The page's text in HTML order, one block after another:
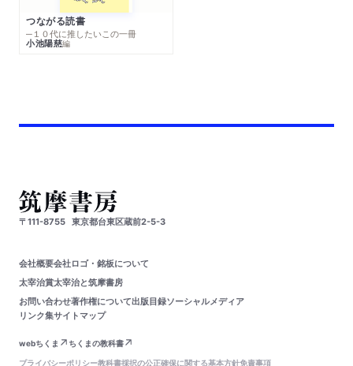
つながる読書
─１０代に推したいこの一冊
小池陽慈編
〒111-8755 東京都台東区蔵前2-5-3
会社概要会社ロゴ・銘板について
太宰治賞太宰治と筑摩書房
お問い合わせ著作権について出版目録ソーシャルメディア
リンク集サイトマップ
webちくま
ちくまの教科書
プライバシーポリシー教科書採択の公正確保に関する基本方針免責事項